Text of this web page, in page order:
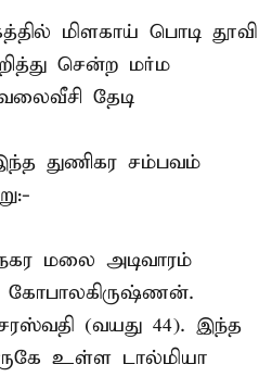
மிளகாய் பொடி தூவி
சென்ற மர்ம
தேடி
துணிகர சம்பவம்
நகர மலை அடிவாரம்
கோபாலகிருஷ்ணன்.
(வயது 44). இந்த
உள்ள டால்மியா